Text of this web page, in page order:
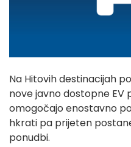
Na Hitovih destinacijah
nove javno dostopne EV
omogočajo enostavno
hkrati pa prijeten
ponudbi.